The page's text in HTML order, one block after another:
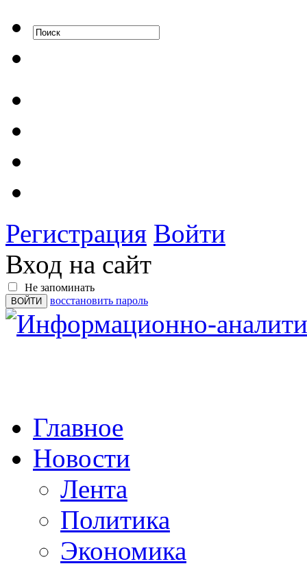
Регистрация Войти
Вход на сайт
Не запоминать
восстановить пароль
Главное
Новости
Лента
Политика
Экономика